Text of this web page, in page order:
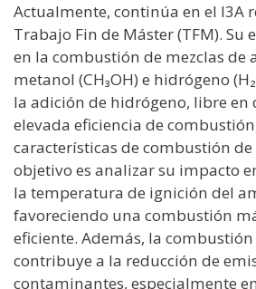
Actualmente, continúa en el I3A
Trabajo Fin de Máster (TFM). Su
en la combustión de mezclas de
metanol (CH₃OH) e hidrógeno
la adición de hidrógeno, libre en
elevada eficiencia de
características de combustión de
objetivo es analizar su impacto
la temperatura de ignición del
favoreciendo una combustión
eficiente. Además, la
contribuye a la reducción de
contaminantes, especialmente